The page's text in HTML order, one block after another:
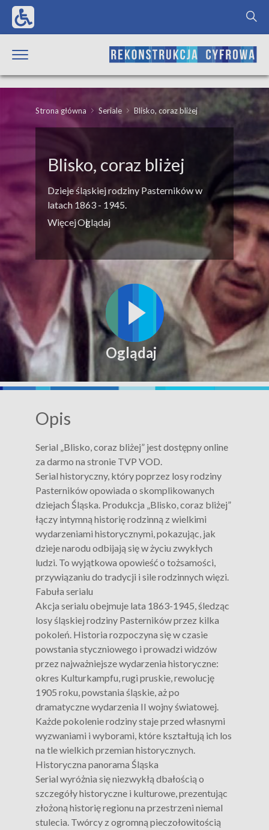
Strona główna Seriale Blisko, coraz bliżej
Blisko, coraz bliżej
Dzieje śląskiej rodziny Pasterników w
latach 1863 - 1945.
WięcejOglądaj
Oglądaj
Opis
Serial „Blisko, coraz bliżej” jest dostępny online
za darmo na stronie TVP VOD.
Serial historyczny, który poprzez losy rodziny
Pasterników opowiada o skomplikowanych
dziejach Śląska. Produkcja „Blisko, coraz bliżej”
łączy intymną historię rodzinną z wielkimi
wydarzeniami historycznymi, pokazując, jak
dzieje narodu odbijają się w życiu zwykłych
ludzi. To wyjątkowa opowieść o tożsamości,
przywiązaniu do tradycji i sile rodzinnych więzi.
Fabuła serialu
Akcja serialu obejmuje lata 1863-1945, śledząc
losy śląskiej rodziny Pasterników przez kilka
pokoleń. Historia rozpoczyna się w czasie
powstania styczniowego i prowadzi widzów
przez najważniejsze wydarzenia historyczne:
okres Kulturkampfu, rugi pruskie, rewolucję
1905 roku, powstania śląskie, aż po
dramatyczne wydarzenia II wojny światowej.
Każde pokolenie rodziny staje przed własnymi
wyzwaniami i wyborami, które kształtują ich los
na tle wielkich przemian historycznych.
Historyczna panorama Śląska
Serial wyróżnia się niezwykłą dbałością o
szczegóły historyczne i kulturowe, prezentując
złożoną historię regionu na przestrzeni niemal
stulecia. Twórcy z ogromną pieczołowitością